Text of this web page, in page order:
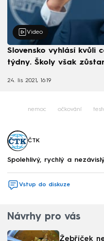
Video
Slovensko vyhlásí kvůli
týdny. Školy však
24. lis 2021, 16:19
nemoc očkování
ČTK
Spolehlivý, rychlý a
Vstup do diskuze
Návrhy pro vás
Žebříček